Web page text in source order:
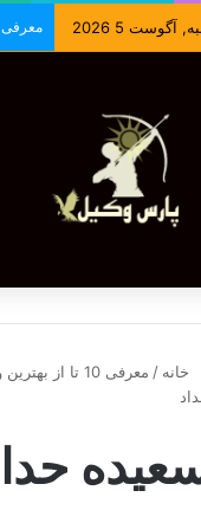
آگوست 5 2026 معرفی
خانه / معرفی 10 تا از بهترین وکیل مازندران 🥇【آپدیت جدید】⚖️